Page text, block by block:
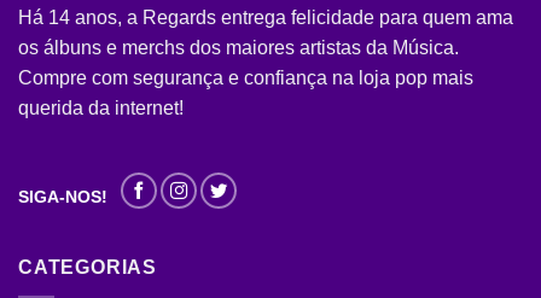
Há 14 anos, a Regards entrega felicidade para quem ama
os álbuns e merchs dos maiores artistas da Música.
Compre com segurança e confiança na loja pop mais
querida da internet!
SIGA-NOS!
CATEGORIAS